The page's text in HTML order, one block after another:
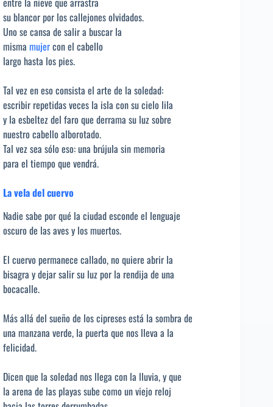
su blancor por los callejones olvidados.
Uno se cansa de salir a buscar la
misma mujercon el cabello
largo hasta los pies.
Tal vez en eso consista el arte de la soledad:
escribir repetidas veces la isla con su cielo lila
y la esbeltez del faro que derrama su luz sobre
nuestro cabello alborotado.
Tal vez sea sólo eso: una brújula sin memoria
para el tiempo que vendrá.
La vela del cuervo
Nadie sabe por qué la ciudad esconde el lenguaje
oscuro de las aves y los muertos.
El cuervo permanece callado, no quiere abrir la
bisagra y dejar salir su luz por la rendija de una
bocacalle.
Más allá del sueño de los cipreses está la sombra de
una manzana verde, la puerta que nos lleva a la
felicidad.
Dicen que la soledad nos llega con la lluvia, y que
la arena de las playas sube como un viejo reloj